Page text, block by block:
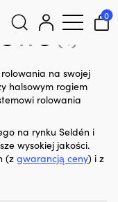
0
na swojej
halsowym rogiem
rolowania
na rynku Seldén i
wysokiej jakości.
(z gwarancją ceny) i z